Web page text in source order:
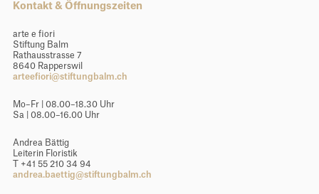
Kontakt & Öffnungszeiten
arte e fiori
Stiftung Balm
Rathausstrasse 7
8640 Rapperswil
arteefiori@stiftungbalm.ch
Mo–Fr | 08.00–18.30 Uhr
Sa | 08.00–16.00 Uhr
Andrea Bättig
Leiterin Floristik
T +41 55 210 34 94
andrea.baettig@stiftungbalm.ch